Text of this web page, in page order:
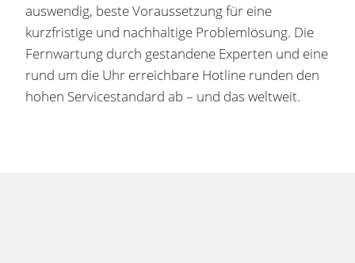
auswendig, beste Voraussetzung für eine
kurzfristige und nachhaltige Problemlösung. Die
Fernwartung durch gestandene Experten und eine
rund um die Uhr erreichbare Hotline runden den
hohen Servicestandard ab – und das weltweit.